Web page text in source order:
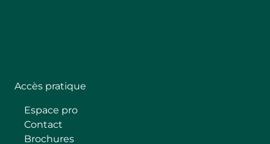
Accès pratique
Espace pro
Contact
Brochures